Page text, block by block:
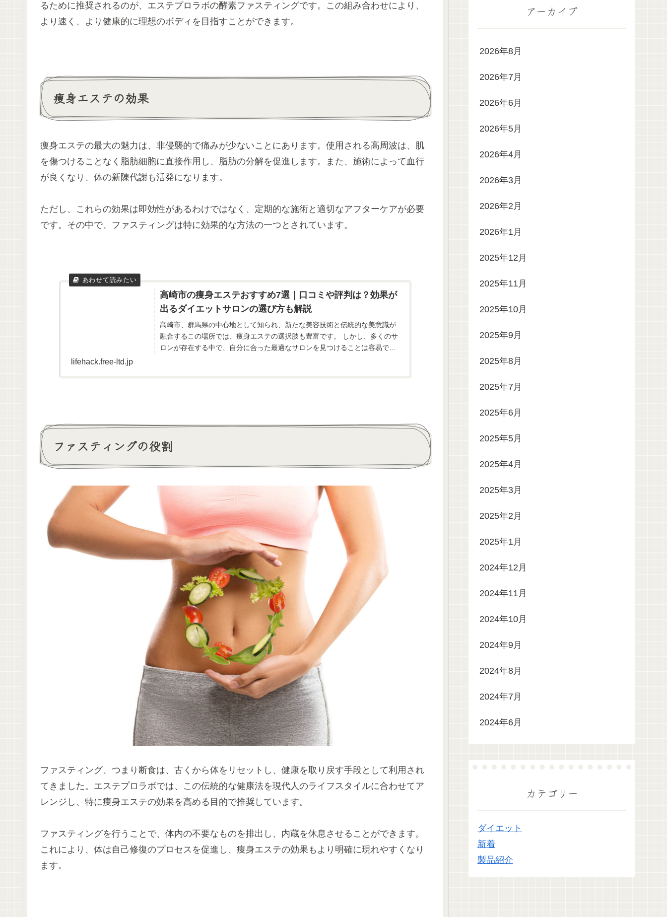
るために推奨されるのが、エステプロラボの酵素ファスティングです。この組み合わせにより、
より速く、より健康的に理想のボディを目指すことができます。
痩身エステの効果
痩身エステの最大の魅力は、非侵襲的で痛みが少ないことにあります。使用される高周波は、肌
を傷つけることなく脂肪細胞に直接作用し、脂肪の分解を促進します。また、施術によって血行
が良くなり、体の新陳代謝も活発になります。
ただし、これらの効果は即効性があるわけではなく、定期的な施術と適切なアフターケアが必要
です。その中で、ファスティングは特に効果的な方法の一つとされています。
高崎市の痩身エステおすすめ7選｜口コミや評判は？効果が
出るダイエットサロンの選び方も解説
高崎市、群馬県の中心地として知られ、新たな美容技術と伝統的な美意識が
融合するこの場所では、痩身エステの選択肢も豊富です。 しかし、多くのサ
ロンが存在する中で、自分に合った最適なサロンを見つけることは容易では
lifehack.free-ltd.jp
ファスティングの役割
ファスティング、つまり断食は、古くから体をリセットし、健康を取り戻す手段として利用され
てきました。エステプロラボでは、この伝統的な健康法を現代人のライフスタイルに合わせてア
レンジし、特に痩身エステの効果を高める目的で推奨しています。
ファスティングを行うことで、体内の不要なものを排出し、内蔵を休息させることができます。
これにより、体は自己修復のプロセスを促進し、痩身エステの効果もより明確に現れやすくなり
ます。
アーカイブ
2026年8月
2026年7月
2026年6月
2026年5月
2026年4月
2026年3月
2026年2月
2026年1月
2025年12月
2025年11月
2025年10月
2025年9月
2025年8月
2025年7月
2025年6月
2025年5月
2025年4月
2025年3月
2025年2月
2025年1月
2024年12月
2024年11月
2024年10月
2024年9月
2024年8月
2024年7月
2024年6月
カテゴリー
ダイエット
新着
製品紹介